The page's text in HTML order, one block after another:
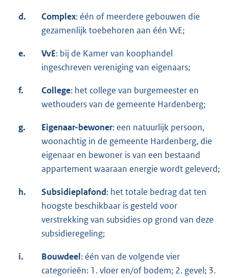
d. Complex: één of meerdere gebouwen die
gezamenlijk toebehoren aan één VvE;
e. VvE: bij de Kamer van koophandel
ingeschreven vereniging van eigenaars;
f. College: het college van burgemeester en
wethouders van de gemeente Hardenberg;
g. Eigenaar-bewoner: een natuurlijk persoon,
woonachtig in de gemeente Hardenberg, die
eigenaar en bewoner is van een bestaand
appartement waaraan energie wordt geleverd;
h. Subsidieplafond: het totale bedrag dat ten
hoogste beschikbaar is gesteld voor
verstrekking van subsidies op grond van deze
subsidieregeling;
i. Bouwdeel: één van de volgende vier
categorieën: 1. vloer en/of bodem; 2. gevel; 3.